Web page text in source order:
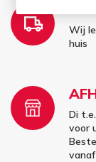
Wij
huis
Di
voor